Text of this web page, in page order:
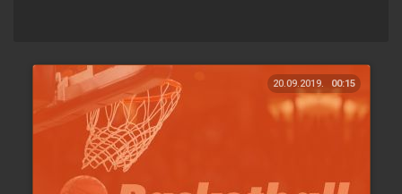
20.09.2019. 00:15